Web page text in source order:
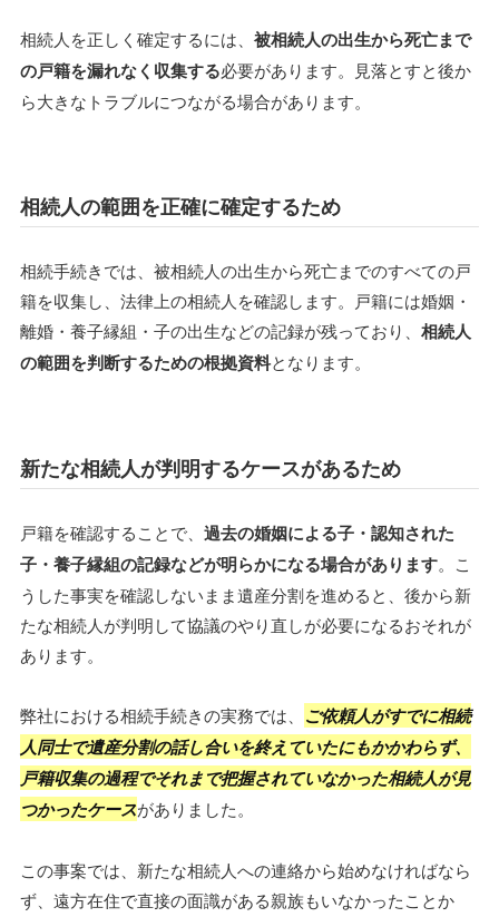
相続人を正しく確定するには、 被相続人の出生から死亡まで
の戸籍を漏れなく収集する必要があります。見落とすと後か
ら大きなトラブルにつながる場合があります。
相続人の範囲を正確に確定するため
相続手続きでは、被相続人の出生から死亡までのすべての戸
籍を収集し、法律上の相続人を確認します。戸籍には婚姻・
離婚・養子縁組・子の出生などの記録が残っており、 相続人
の範囲を判断するための根拠資料となります。
新たな相続人が判明するケースがあるため
戸籍を確認することで、 過去の婚姻による子・認知された
子・養子縁組の記録などが明らかになる場合があります。こ
うした事実を確認しないまま遺産分割を進めると、後から新
たな相続人が判明して協議のやり直しが必要になるおそれが
あります。
弊社における相続手続きの実務では、 ご依頼人がすでに相続
人同士で遺産分割の話し合いを終えていたにもかかわらず、
戸籍収集の過程でそれまで把握されていなかった相続人が見
つかったケースがありました。
この事案では、新たな相続人への連絡から始めなければなら
ず、遠方在住で直接の面識がある親族もいなかったことか